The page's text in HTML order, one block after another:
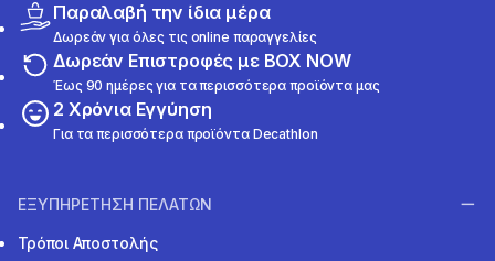
Παραλαβή την ίδια μέρα
Δωρεάν για όλες τις online παραγγελίες
Δωρεάν Επιστροφές με BOX NOW
Έως 90 ημέρες για τα περισσότερα προϊόντα μας
2 Χρόνια Εγγύηση
Για τα περισσότερα προϊόντα Decathlon
ΕΞΥΠΗΡΕΤΗΣΗ ΠΕΛΑΤΩΝ
Τρόποι Αποστολής